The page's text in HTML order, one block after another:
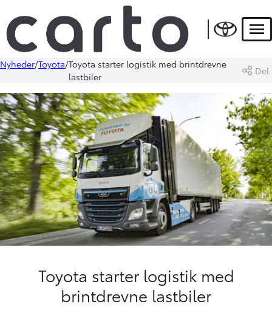
Nyheder Toyota Toyota starter logistik med brintdrevne
lastbiler
Del
Toyota starter logistik med
brintdrevne lastbiler